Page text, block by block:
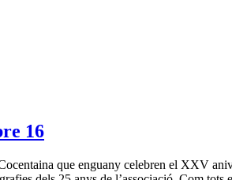
16
que enguany celebren el XXV